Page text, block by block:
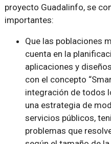
proyecto Guadalinfo, se
importantes:
Que las poblaciones
cuenta en la
aplicaciones y
con el concepto
integración de todos
una estrategia de
servicios públicos,
problemas que